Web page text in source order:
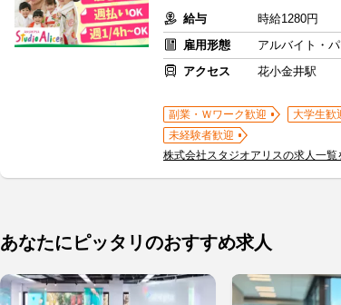
給与
時給1280円
雇用形態
アルバイト・パ
アクセス
花小金井駅
副業・Ｗワーク歓迎 大学生歓
未経験者歓迎
株式会社スタジオアリスの求人一覧
あなたにピッタリのおすすめ求人